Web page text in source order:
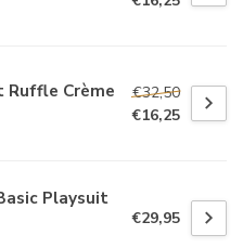
Ruffle Crème
€32,50
€16,25
Playsuit
€29,95